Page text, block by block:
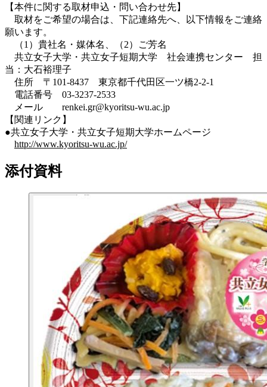
【本件に関する取材申込・問い合わせ先】
取材をご希望の場合は、下記連絡先へ、以下情報をご連絡
願います。
（1）貴社名・媒体名、（2）ご芳名
共立女子大学・共立女子短期大学 社会連携センター 担
当：大石裕理子
住所 〒101-8437 東京都千代田区一ツ橋2-2-1
電話番号 03-3237-2533
メール renkei.gr@kyoritsu-wu.ac.jp
【関連リンク】
●共立女子大学・共立女子短期大学ホームページ
http://www.kyoritsu-wu.ac.jp/
添付資料